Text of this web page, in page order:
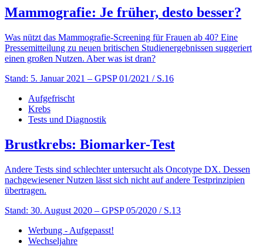
Mammografie: Je früher, desto besser?
Was nützt das Mammografie-Screening für Frauen ab 40? Eine
Pressemitteilung zu neuen britischen Studienergebnissen suggeriert
einen großen Nutzen. Aber was ist dran?
Stand: 5. Januar 2021 – GPSP 01/2021 / S.16
Aufgefrischt
Krebs
Tests und Diagnostik
Brustkrebs: Biomarker-Test
Andere Tests sind schlechter untersucht als Oncotype DX. Dessen
nachgewiesener Nutzen lässt sich nicht auf andere Testprinzipien
übertragen.
Stand: 30. August 2020 – GPSP 05/2020 / S.13
Werbung - Aufgepasst!
Wechseljahre